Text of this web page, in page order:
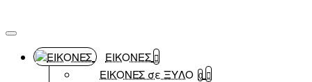
ΕΙΚΟΝΕΣ
ΕΙΚΟΝΕΣ σε ΞΥΛΟ 0